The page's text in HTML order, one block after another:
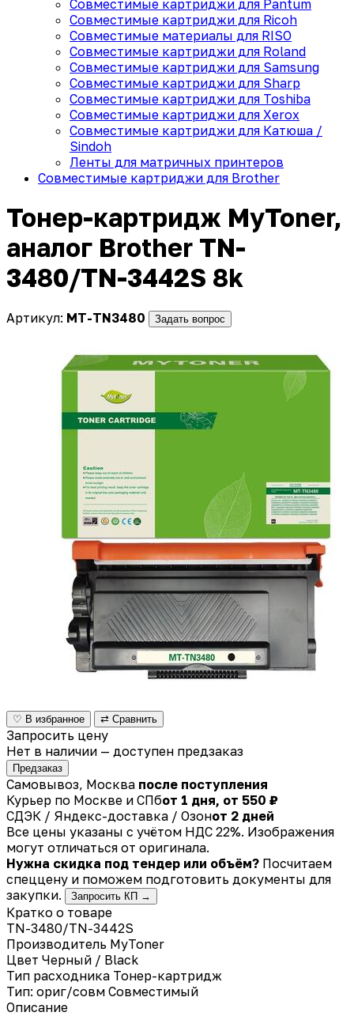
Совместимые картриджи для Pantum
Совместимые картриджи для Ricoh
Совместимые материалы для RISO
Совместимые картриджи для Roland
Совместимые картриджи для Samsung
Совместимые картриджи для Sharp
Совместимые картриджи для Toshiba
Совместимые картриджи для Xerox
Совместимые картриджи для Катюша /
Sindoh
Ленты для матричных принтеров
Совместимые картриджи для Brother
Тонер-картридж MyToner,
аналог Brother TN-
3480/TN-3442S 8k
Артикул: MT-TN3480 Задать вопрос
♡ В избранное ⇄ Сравнить
Запросить цену
Нет в наличии — доступен предзаказ
Предзаказ
Самовывоз, Москва после поступления
Курьер по Москве и СПбот 1 дня, от 550 ₽
СДЭК / Яндекс-доставка / Озонот 2 дней
Все цены указаны с учётом НДС 22%. Изображения
могут отличаться от оригинала.
Нужна скидка под тендер или объём? Посчитаем
спеццену и поможем подготовить документы для
закупки.
Запросить КП →
Кратко о товаре
TN-3480/TN-3442S
Производитель MyToner
Цвет Черный / Black
Тип расходника Тонер-картридж
Тип: ориг/совм Совместимый
Описание